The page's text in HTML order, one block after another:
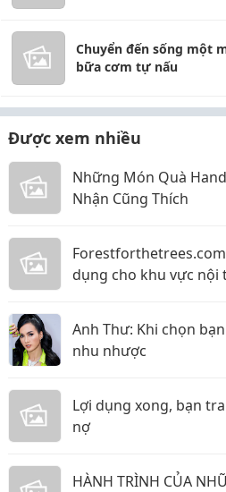
Chuyển đến sống một
bữa cơm tự nấu
Được xem nhiều
Những Món Quà
Nhận Cũng Thích
dụng cho khu vực nội
Anh Thư: Khi chọn
nhu nhược
Lợi dụng xong, bạn
nợ
HÀNH TRÌNH CỦA